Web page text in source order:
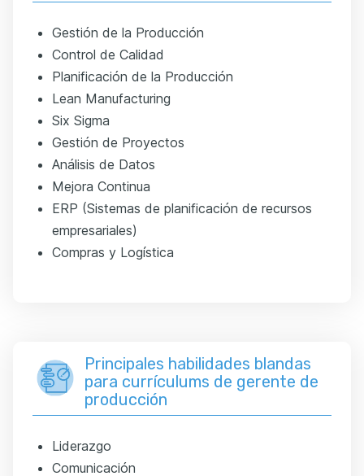
Gestión de la Producción
Control de Calidad
Planificación de la Producción
Lean Manufacturing
Six Sigma
Gestión de Proyectos
Análisis de Datos
Mejora Continua
ERP (Sistemas de planificación de recursos
empresariales)
Compras y Logística
Principales habilidades blandas
para currículums de gerente de
producción
Liderazgo
Comunicación